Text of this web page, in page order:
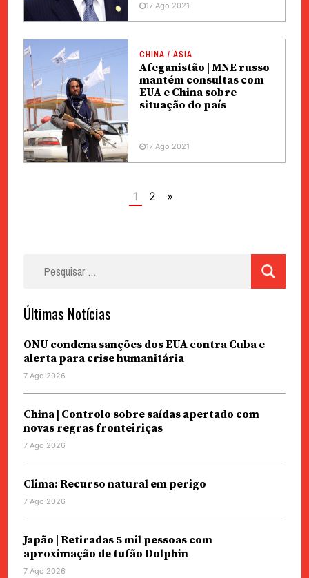
17 Ago 2021
CHINA / ÁSIA
Afeganistão | MNE russo
mantém consultas com
EUA e China sobre
situação do país
17 Ago 2021
1 2 »
Últimas Notícias
ONU condena sanções dos EUA contra Cuba e
alerta para crise humanitária
7 Ago 2026
China | Controlo sobre saídas apertado com
novas regras fronteiriças
7 Ago 2026
Clima: Recurso natural em perigo
7 Ago 2026
Japão | Retiradas 5 mil pessoas com
aproximação de tufão Dolphin
7 Ago 2026